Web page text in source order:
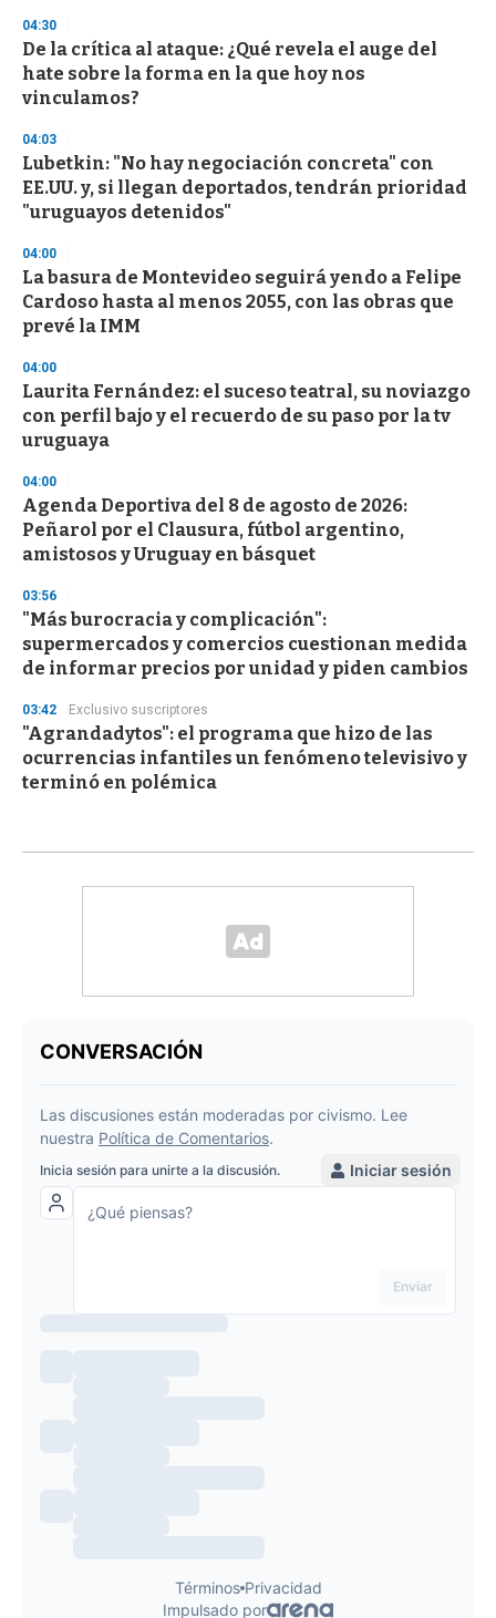
s
e
c
o
n
s
04:30
De la crítica al ataque: ¿Qué revela el auge del
hate sobre la forma en la que hoy nos
vinculamos?
04:03
Lubetkin: "No hay negociación concreta" con
EE.UU. y, si llegan deportados, tendrán prioridad
"uruguayos detenidos"
04:00
La basura de Montevideo seguirá yendo a Felipe
Cardoso hasta al menos 2055, con las obras que
prevé la IMM
04:00
Laurita Fernández: el suceso teatral, su noviazgo
con perfil bajo y el recuerdo de su paso por la tv
uruguaya
04:00
Agenda Deportiva del 8 de agosto de 2026:
Peñarol por el Clausura, fútbol argentino,
amistosos y Uruguay en básquet
03:56
"Más burocracia y complicación":
supermercados y comercios cuestionan medida
de informar precios por unidad y piden cambios
03:42 Exclusivo suscriptores
"Agrandadytos": el programa que hizo de las
ocurrencias infantiles un fenómeno televisivo y
terminó en polémica